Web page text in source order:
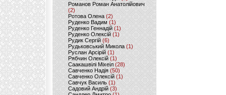
Романов Роман Анатолійович
(2)
Ротова Олена(2)
Руденко Вадим (1)
Руденко Геннадій (1)
Руденко Олексій(1)
Рудик Сергій(6)
Рудьковський Микола (1)
Руслан Арсірій(1)
Рябчин Олексій (1)
Саакашвілі Міхеіл(28)
Савченко Надія (50)
Савченко Олексій(1)
Савчук Василь (1)
Садовий Андрій (3)